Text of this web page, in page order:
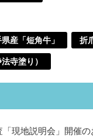
産「短角牛」 折
寺塗り）
「現地説明会」開催